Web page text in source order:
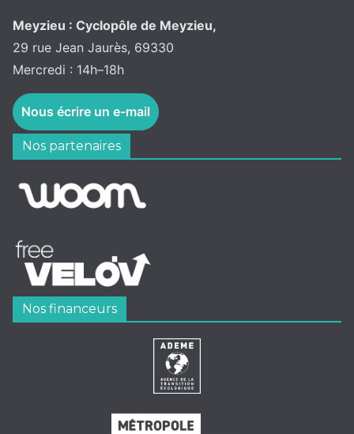
Meyzieu : Cyclopôle de Meyzieu,
29 rue Jean Jaurès, 69330
Mercredi : 14h–18h
Nous écrire un e-mail
Nos partenaires
Nos financeurs